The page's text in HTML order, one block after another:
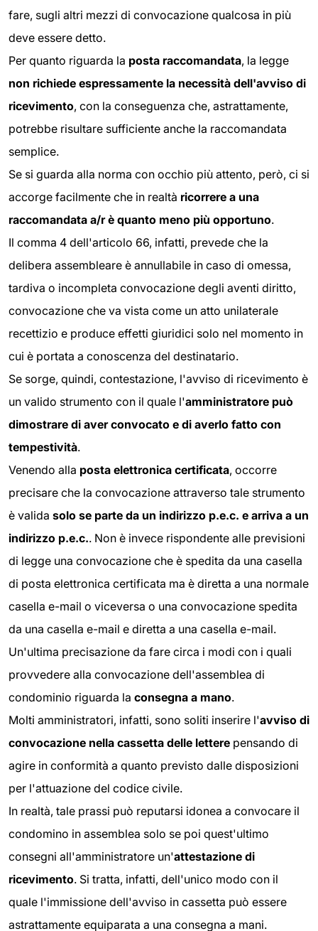
fare, sugli altri mezzi di convocazione qualcosa in più
deve essere detto.
Per quanto riguarda la posta raccomandata, la legge
non richiede espressamente la necessità dell'avviso di
ricevimento, con la conseguenza che, astrattamente,
potrebbe risultare sufficiente anche la raccomandata
semplice.
Se si guarda alla norma con occhio più attento, però, ci si
accorge facilmente che in realtà ricorrere a una
raccomandata a/r è quanto meno più opportuno.
Il comma 4 dell'articolo 66, infatti, prevede che la
delibera assembleare è annullabile in caso di omessa,
tardiva o incompleta convocazione degli aventi diritto,
convocazione che va vista come un atto unilaterale
recettizio e produce effetti giuridici solo nel momento in
cui è portata a conoscenza del destinatario.
Se sorge, quindi, contestazione, l'avviso di ricevimento è
un valido strumento con il quale l'amministratore può
dimostrare di aver convocato e di averlo fatto con
tempestività.
Venendo alla posta elettronica certificata, occorre
precisare che la convocazione attraverso tale strumento
è valida solo se parte da un indirizzo p.e.c. e arriva a un
indirizzo p.e.c.. Non è invece rispondente alle previsioni
di legge una convocazione che è spedita da una casella
di posta elettronica certificata ma è diretta a una normale
casella e-mail o viceversa o una convocazione spedita
da una casella e-mail e diretta a una casella e-mail.
Un'ultima precisazione da fare circa i modi con i quali
provvedere alla convocazione dell'assemblea di
condominio riguarda la consegna a mano.
Molti amministratori, infatti, sono soliti inserire l'avviso di
convocazione nella cassetta delle lettere pensando di
agire in conformità a quanto previsto dalle disposizioni
per l'attuazione del codice civile.
In realtà, tale prassi può reputarsi idonea a convocare il
condomino in assemblea solo se poi quest'ultimo
consegni all'amministratore un'attestazione di
ricevimento. Si tratta, infatti, dell'unico modo con il
quale l'immissione dell'avviso in cassetta può essere
astrattamente equiparata a una consegna a mani.